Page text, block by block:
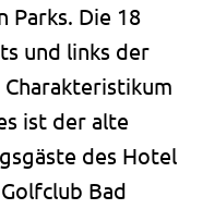
Parks. Die 18
und links der
Charakteristikum
ist der alte
des Hotel
Bad